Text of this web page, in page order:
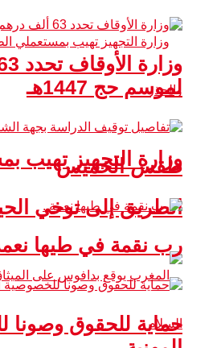
وزارة التجهيز تهيب
الطريق إلى توخي
لموسم حج 1447هـ
طقس الخميس
رب نقمة في طيها
حماية للحقوق وصونا